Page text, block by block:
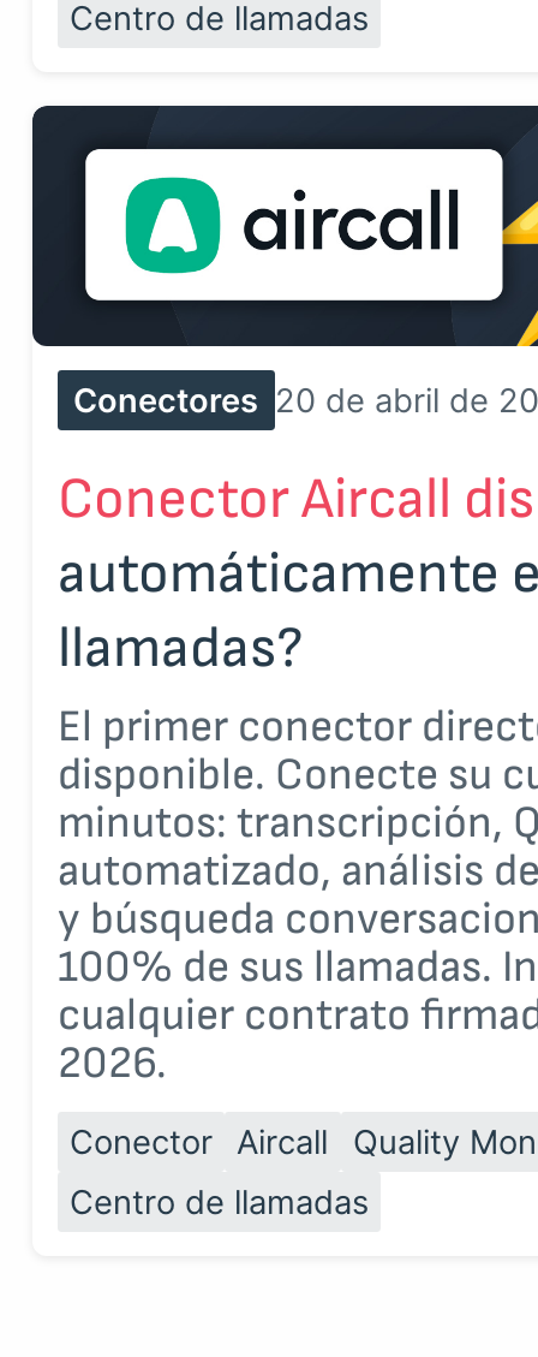
Centro de llamadas
Conectores 20 de abril de
Conector Aircall
automáticamente
llamadas?
El primer conector
disponible. Conecte su
minutos: transcripción,
automatizado, análisis
y búsqueda
100% de sus llamadas.
cualquier contrato
2026.
Conector Aircall
Quality
Centro de llamadas